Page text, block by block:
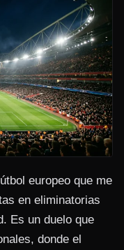
europeo que me
en eliminatorias
Es un duelo que
donde el